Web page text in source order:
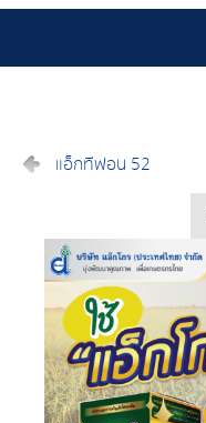
แอ็กทีฟอน 52